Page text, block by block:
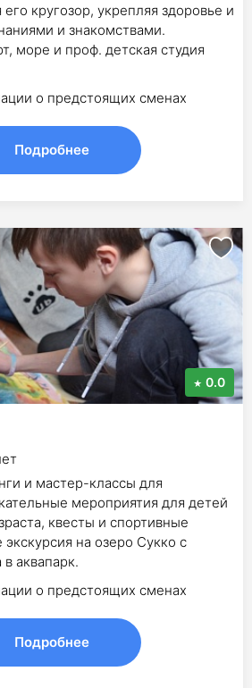
кругозор, укрепляя здоровье и
и знакомствами.
море и проф. детская студия
о предстоящих сменах
Подробнее
0.0
и мастер-классы для
мероприятия для детей
квесты и спортивные
на озеро Сукко с
аквапарк.
о предстоящих сменах
Подробнее